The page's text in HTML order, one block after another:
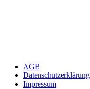
AGB
Datenschutzerklärung
Impressum